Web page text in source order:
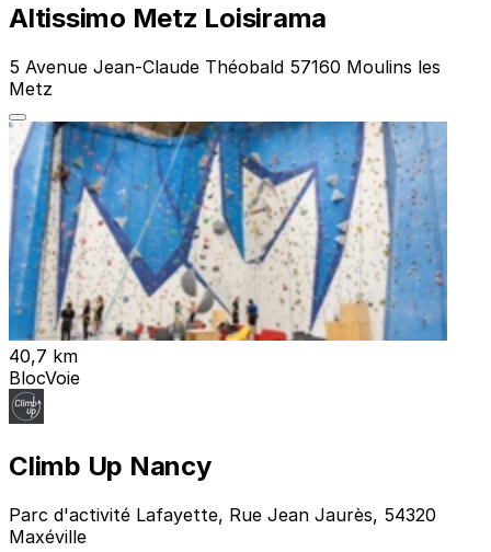
Altissimo Metz Loisirama
5 Avenue Jean-Claude Théobald 57160 Moulins les
Metz
40,7 km
BlocVoie
Climb Up Nancy
Parc d'activité Lafayette, Rue Jean Jaurès, 54320
Maxéville